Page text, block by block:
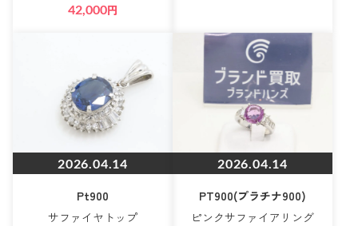
42,000円
2026.04.14
Pt900
サファイヤトップ
2026.04.14
PT900(プラチナ900)
ピンクサファイアリング